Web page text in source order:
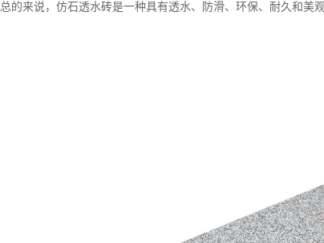
总的来说，仿石透水砖是一种具有透水、防滑、环保、耐久和美